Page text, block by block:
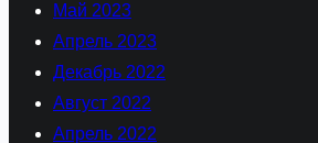
Май 2023
Апрель 2023
Декабрь 2022
Август 2022
Апрель 2022